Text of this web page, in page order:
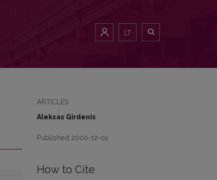
LT
ARTICLES
Aleksas Girdenis
Published 2000-12-01
How to Cite